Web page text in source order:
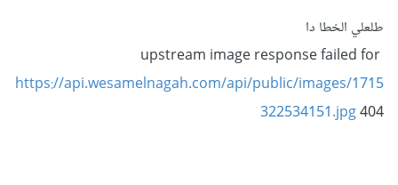
وقم باستبدال API_URL بعنوان الواجهة الخلفية . والافضل هو
انشاء ثابت لديك فى ملفات البيئة "env" فى الواجهة الامامية
يحتوى على مسار الصور فى الواجهة الخلفية مباشرة . هكذا مثلا
طلعلي الخطا دا
https://api.wesamelnagah.com/api/public/images/1715
322534151.jpg404